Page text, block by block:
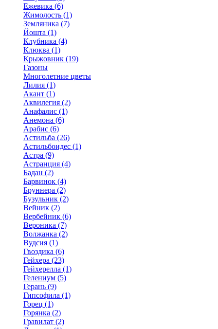
Ежевика (6)
Жимолость (1)
Земляника (7)
Йошта (1)
Клубника (4)
Клюква (1)
Крыжовник (19)
Газоны
Многолетние цветы
Лилия (1)
Акант (1)
Аквилегия (2)
Анафалис (1)
Анемона (6)
Арабис (6)
Астильба (26)
Астильбоидес (1)
Астра (9)
Астранция (4)
Бадан (2)
Барвинок (4)
Бруннера (2)
Бузульник (2)
Вейник (2)
Вербейник (6)
Вероника (7)
Волжанка (2)
Вудсия (1)
Гвоздика (6)
Гейхера (23)
Гейхерелла (1)
Гелениум (5)
Герань (9)
Гипсофила (1)
Горец (1)
Горянка (2)
Гравилат (2)